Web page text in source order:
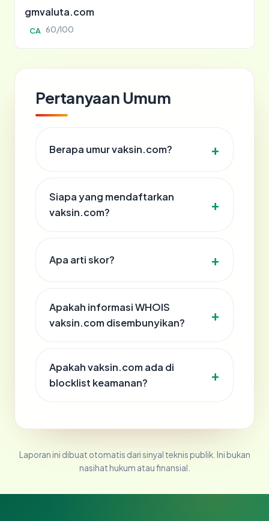
gmvaluta.com
CA 60/100
Pertanyaan Umum
Berapa umur vaksin.com?
Siapa yang mendaftarkan
vaksin.com?
Apa arti skor?
Apakah informasi WHOIS
vaksin.com disembunyikan?
Apakah vaksin.com ada di
blocklist keamanan?
Laporan ini dibuat otomatis dari sinyal teknis publik. Ini bukan
nasihat hukum atau finansial.